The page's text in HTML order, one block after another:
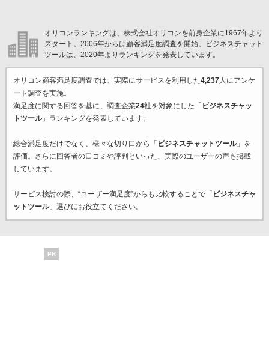
オリコンランキングは、株式会社オリコンを前身企業に1967年より
スタート。2006年からは顧客満足度調査を開始。ビジネスチャット
ツールは、2020年よりランキングを発表しています。
オリコン顧客満足度調査では、実際にサービスを利用した4,237人にアンケ
ート調査を実施。
満足度に関する回答を基に、調査企業24社を対象にした「 ビジネスチャッ
トツール」ランキングを発表しています。
総合満足度だけでなく、様々な切り口から「 ビジネスチャットツール」を
評価。さらに回答者の口コミや評判といった、実際のユーザーの声も掲載
しています。
サービス検討の際、“ユーザー満足度”からも比較することで「 ビジネスチャ
ットツール」選びにお役立てください。
PR